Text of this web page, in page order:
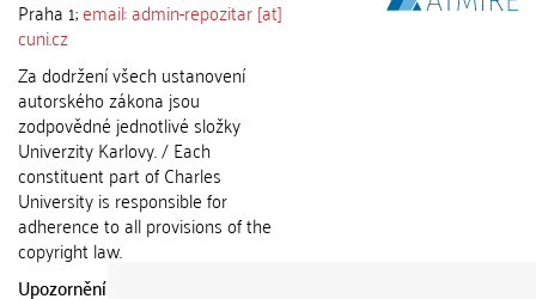
Praha 1;email: admin-repozitar [at]
cuni.cz
Za dodržení všech ustanovení
autorského zákona jsou
zodpovědné jednotlivé složky
Univerzity Karlovy. / Each
constituent part of Charles
University is responsible for
adherence to all provisions of the
copyright law.
Upozornění / Notice: